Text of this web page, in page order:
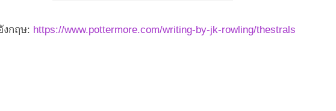
กฤษ: https://www.pottermore.com/writing-by-jk-rowling/thestrals